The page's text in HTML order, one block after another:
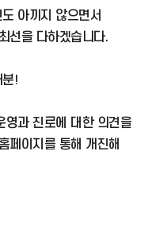
아끼지 않으면서
선을 다하겠습니다.
분!
영과 진로에 대한 의견을
페이지를 통해 개진해